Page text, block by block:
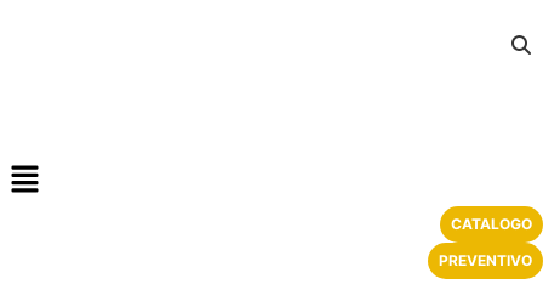
CATALOGO
PREVENTIVO